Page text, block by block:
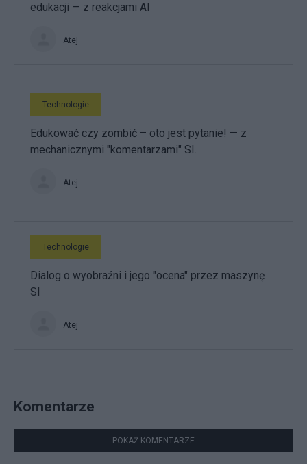
edukacji — z reakcjami AI
Atej
Technologie
Edukować czy zombić – oto jest pytanie! — z
mechanicznymi "komentarzami" SI.
Atej
Technologie
Dialog o wyobraźni i jego "ocena" przez maszynę
SI
Atej
Komentarze
POKAŻ KOMENTARZE